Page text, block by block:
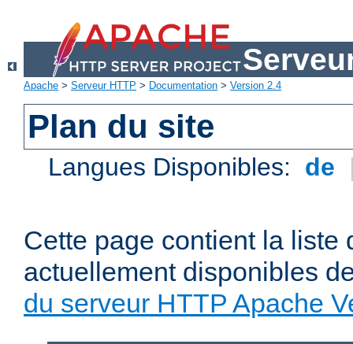
Apache > Serveur HTTP > Documentation > Version 2.4
Plan du site
Langues Disponibles: de
Cette page contient la liste
actuellement disponibles
du serveur HTTP Apache